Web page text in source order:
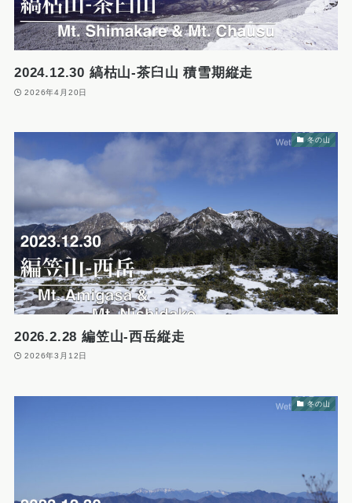
2024.12.30 縞枯山-茶臼山 積雪期縦走
2026年4月20日
冬の山
2026.2.28 編笠山-西岳縦走
2026年3月12日
冬の山